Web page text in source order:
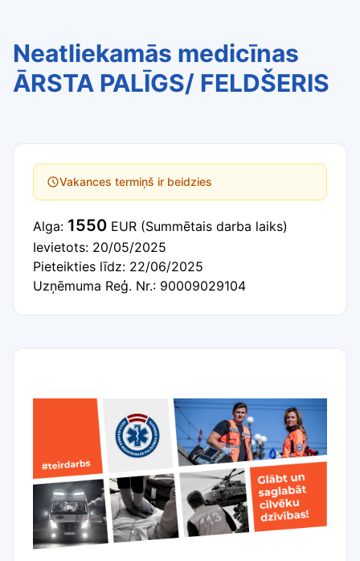
Neatliekamās medicīnas
ĀRSTA PALĪGS/ FELDŠERIS
Vakances termiņš ir beidzies
Alga: 1550 EUR (Summētais darba laiks)
Ievietots: 20/05/2025
Pieteikties līdz: 22/06/2025
Uzņēmuma Reģ. Nr.: 90009029104